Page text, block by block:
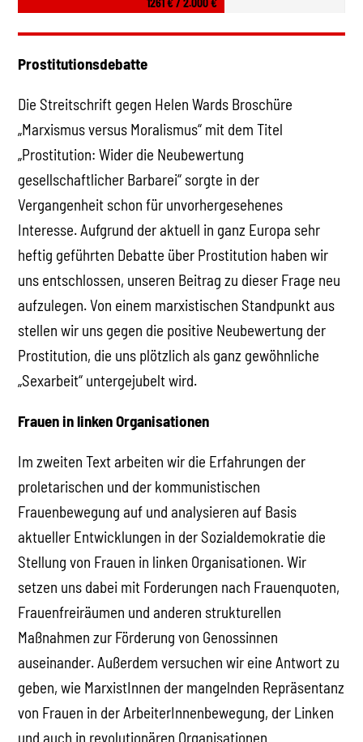
Prostitutionsdebatte
Die Streitschrift gegen Helen Wards Broschüre
„Marxismus versus Moralismus“ mit dem Titel
„Prostitution: Wider die Neubewertung
gesellschaftlicher Barbarei“ sorgte in der
Vergangenheit schon für unvorhergesehenes
Interesse. Aufgrund der aktuell in ganz Europa sehr
heftig geführten Debatte über Prostitution haben wir
uns entschlossen, unseren Beitrag zu dieser Frage neu
aufzulegen. Von einem marxistischen Standpunkt aus
stellen wir uns gegen die positive Neubewertung der
Prostitution, die uns plötzlich als ganz gewöhnliche
„Sexarbeit“ untergejubelt wird.
Frauen in linken Organisationen
Im zweiten Text arbeiten wir die Erfahrungen der
proletarischen und der kommunistischen
Frauenbewegung auf und analysieren auf Basis
aktueller Entwicklungen in der Sozialdemokratie die
Stellung von Frauen in linken Organisationen. Wir
setzen uns dabei mit Forderungen nach Frauenquoten,
Frauenfreiräumen und anderen strukturellen
Maßnahmen zur Förderung von Genossinnen
auseinander. Außerdem versuchen wir eine Antwort zu
geben, wie MarxistInnen der mangelnden Repräsentanz
von Frauen in der ArbeiterInnenbewegung, der Linken
und auch in revolutionären Organisationen